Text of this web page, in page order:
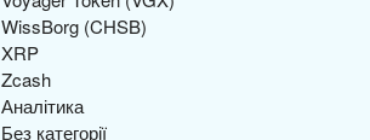
WissBorg (CHSB)
XRP
Zcash
Аналітика
Без категорії